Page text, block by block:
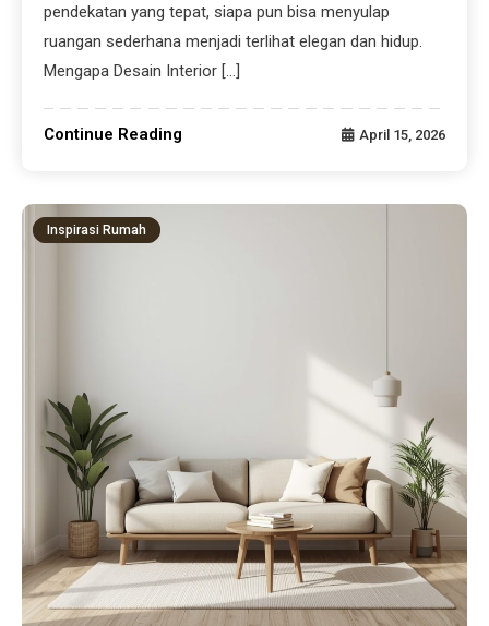
pendekatan yang tepat, siapa pun bisa menyulap
ruangan sederhana menjadi terlihat elegan dan hidup.
Mengapa Desain Interior […]
Continue Reading April 15, 2026
Inspirasi Rumah